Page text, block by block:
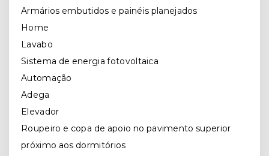
Armários embutidos e painéis planejados
Home
Lavabo
Sistema de energia fotovoltaica
Automação
Adega
Elevador
Roupeiro e copa de apoio no pavimento superior
próximo aos dormitórios